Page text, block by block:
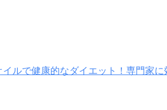
イルで健康的なダイエット！専門家